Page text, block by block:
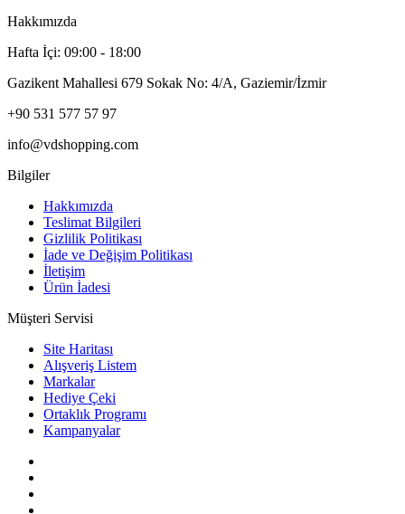
Hakkımızda
Hafta İçi: 09:00 - 18:00
Gazikent Mahallesi 679 Sokak No: 4/A, Gaziemir/İzmir
+90 531 577 57 97
info@vdshopping.com
Bilgiler
Hakkımızda
Teslimat Bilgileri
Gizlilik Politikası
İade ve Değişim Politikası
İletişim
Ürün İadesi
Müşteri Servisi
Site Haritası
Alışveriş Listem
Markalar
Hediye Çeki
Ortaklık Programı
Kampanyalar